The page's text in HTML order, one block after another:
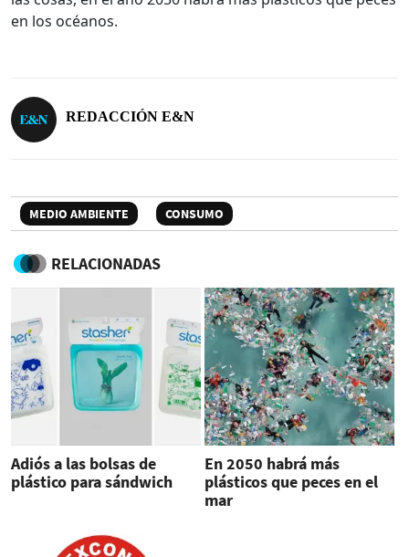
en los océanos.
REDACCIÓN E&N
MEDIO AMBIENTE CONSUMO
RELACIONADAS
Adiós a las bolsas de
plástico para sándwich
En 2050 habrá más
plásticos que peces en el
mar